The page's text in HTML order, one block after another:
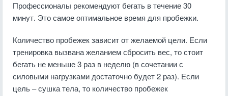
Профессионалы рекомендуют бегать в течение 30
минут. Это самое оптимальное время для пробежки.
Количество пробежек зависит от желаемой цели. Если
тренировка вызвана желанием сбросить вес, то стоит
бегать не меньше 3 раз в неделю (в сочетании с
силовыми нагрузками достаточно будет 2 раз). Если
цель – сушка тела, то количество пробежек